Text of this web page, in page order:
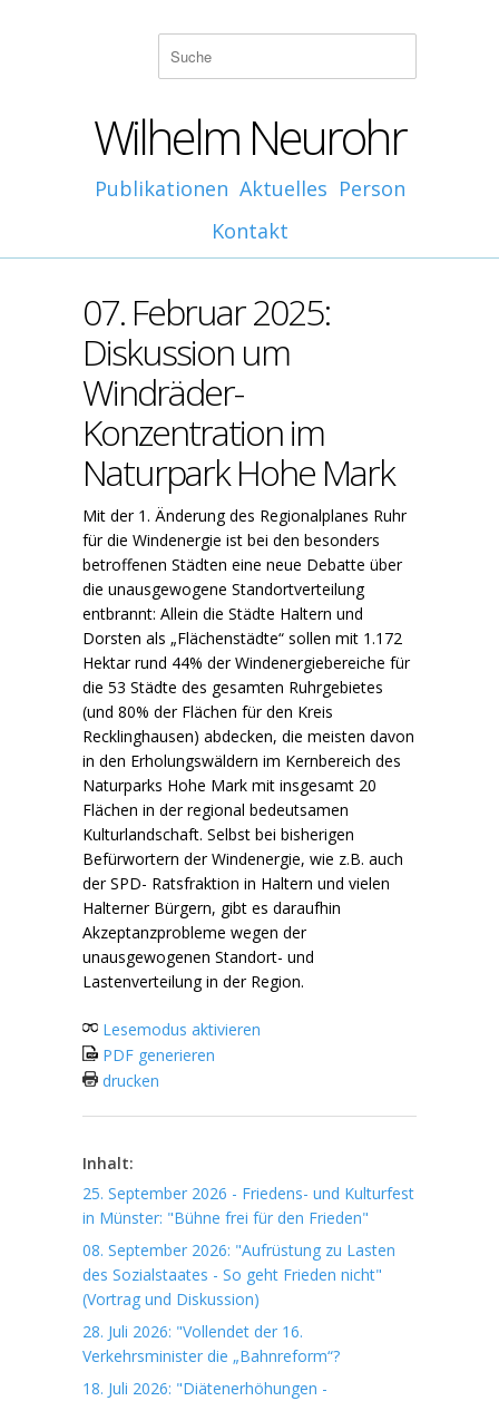
Wilhelm Neurohr
Publikationen Aktuelles Person
Kontakt
07. Februar 2025:
Diskussion um
Windräder-
Konzentration im
Naturpark Hohe Mark
Mit der 1. Änderung des Regionalplanes Ruhr
für die Windenergie ist bei den besonders
betroffenen Städten eine neue Debatte über
die unausgewogene Standortverteilung
entbrannt: Allein die Städte Haltern und
Dorsten als „Flächenstädte“ sollen mit 1.172
Hektar rund 44% der Windenergiebereiche für
die 53 Städte des gesamten Ruhrgebietes
(und 80% der Flächen für den Kreis
Recklinghausen) abdecken, die meisten davon
in den Erholungswäldern im Kernbereich des
Naturparks Hohe Mark mit insgesamt 20
Flächen in der regional bedeutsamen
Kulturlandschaft. Selbst bei bisherigen
Befürwortern der Windenergie, wie z.B. auch
der SPD- Ratsfraktion in Haltern und vielen
Halterner Bürgern, gibt es daraufhin
Akzeptanzprobleme wegen der
unausgewogenen Standort- und
Lastenverteilung in der Region.
Lesemodus aktivieren
PDF generieren
drucken
Inhalt:
25. September 2026 - Friedens- und Kulturfest
in Münster: "Bühne frei für den Frieden"
08. September 2026: "Aufrüstung zu Lasten
des Sozialstaates - So geht Frieden nicht"
(Vortrag und Diskussion)
28. Juli 2026: "Vollendet der 16.
Verkehrsminister die „Bahnreform“?
18. Juli 2026: "Diätenerhöhungen -